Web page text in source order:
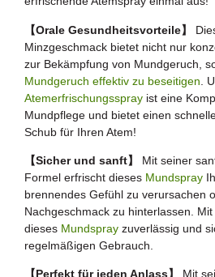
【Orale Gesundheitsvorteile】
Minzgeschmack bietet nicht nur
zur Bekämpfung von Mundgeruch,
Mundgeruch effektiv zu beseitigen .
Atemerfrischungsspray ist eine
Mundpflege und bietet einen
Schub für Ihren Atem!
【Sicher und sanft】
Mit seiner
Formel erfrischt dieses Mundspray
brennendes Gefühl zu verursachen
Nachgeschmack zu hinterlassen.
dieses Mundspray zuverlässig und
regelmäßigen Gebrauch.
【Perfekt für jeden Anlass】
Mit